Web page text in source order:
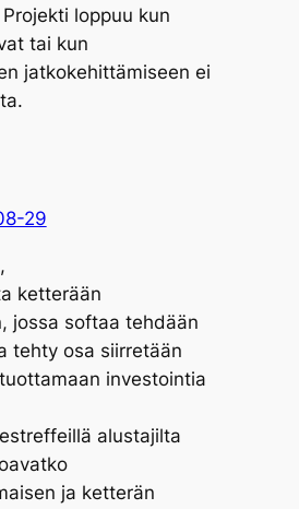
loppuu kun
tai kun
jatkokehittämiseen ei
29
ketterään
jossa softaa tehdään
tehty osa siirretään
investointia
alustajilta
ja ketterän